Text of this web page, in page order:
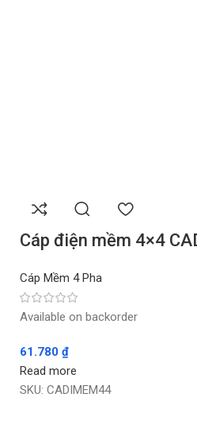
Cáp điện mềm 4×4
Cáp Mềm 4 Pha
Available on backorder
61.780 ₫
Read more
SKU: CADIMEM44